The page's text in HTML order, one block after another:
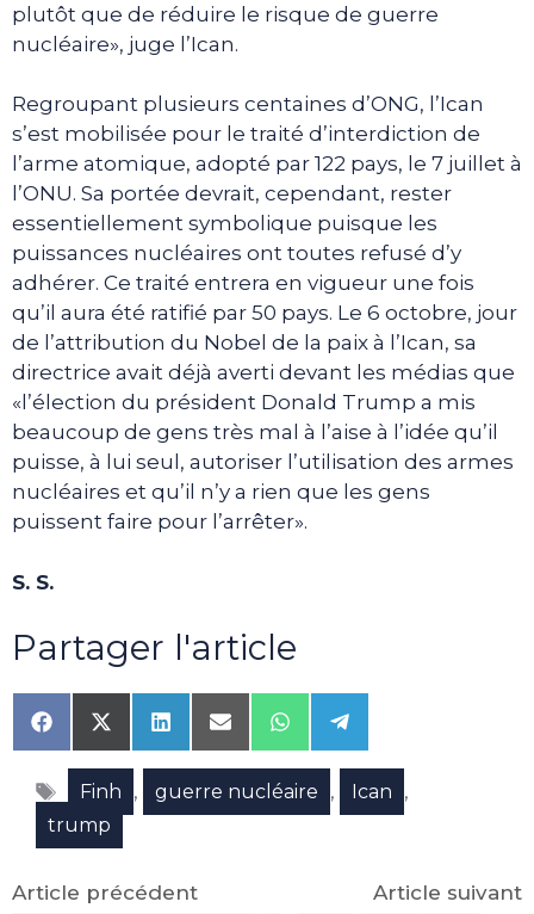
plutôt que de réduire le risque de guerre
nucléaire», juge l’Ican.
Regroupant plusieurs centaines d’ONG, l’Ican
s’est mobilisée pour le traité d’interdiction de
l’arme atomique, adopté par 122 pays, le 7 juillet à
l’ONU. Sa portée devrait, cependant, rester
essentiellement symbolique puisque les
puissances nucléaires ont toutes refusé d’y
adhérer. Ce traité entrera en vigueur une fois
qu’il aura été ratifié par 50 pays. Le 6 octobre, jour
de l’attribution du Nobel de la paix à l’Ican, sa
directrice avait déjà averti devant les médias que
«l’élection du président Donald Trump a mis
beaucoup de gens très mal à l’aise à l’idée qu’il
puisse, à lui seul, autoriser l’utilisation des armes
nucléaires et qu’il n’y a rien que les gens
puissent faire pour l’arrêter».
S. S.
Partager l'article
Share
on
Facebook
Share
on
X
(Twitter)
Share
on
LinkedIn
Share
on
Email
Share
on
WhatsApp
Share
on
Telegram
Étiquettes
Finh , guerre nucléaire , Ican ,
trump
Article précédent Article suivant